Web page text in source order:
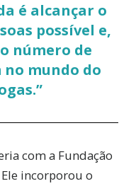
é alcançar o
possível e,
número de
no mundo do
com a Fundação
incorporou o